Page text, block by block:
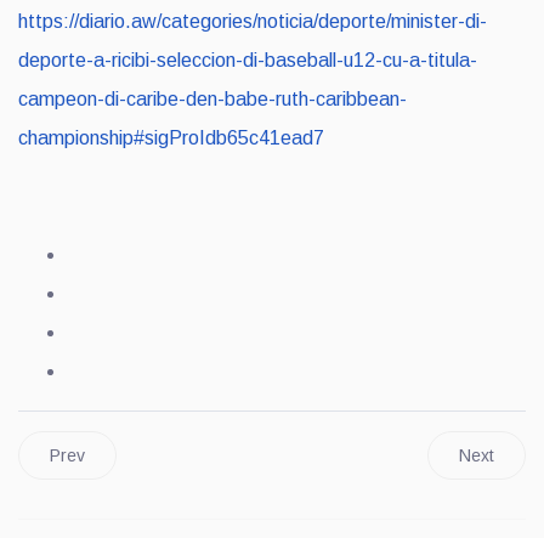
https://diario.aw/categories/noticia/deporte/minister-di-
deporte-a-ricibi-seleccion-di-baseball-u12-cu-a-titula-
campeon-di-caribe-den-babe-ruth-caribbean-
championship#sigProIdb65c41ead7
Prev Next